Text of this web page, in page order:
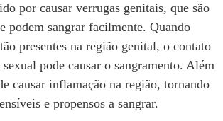
por causar verrugas genitais, que são
podem sangrar facilmente. Quando
presentes na região genital, o contato
pode causar o sangramento. Além
causar inflamação na região, tornando
e propensos a sangrar.